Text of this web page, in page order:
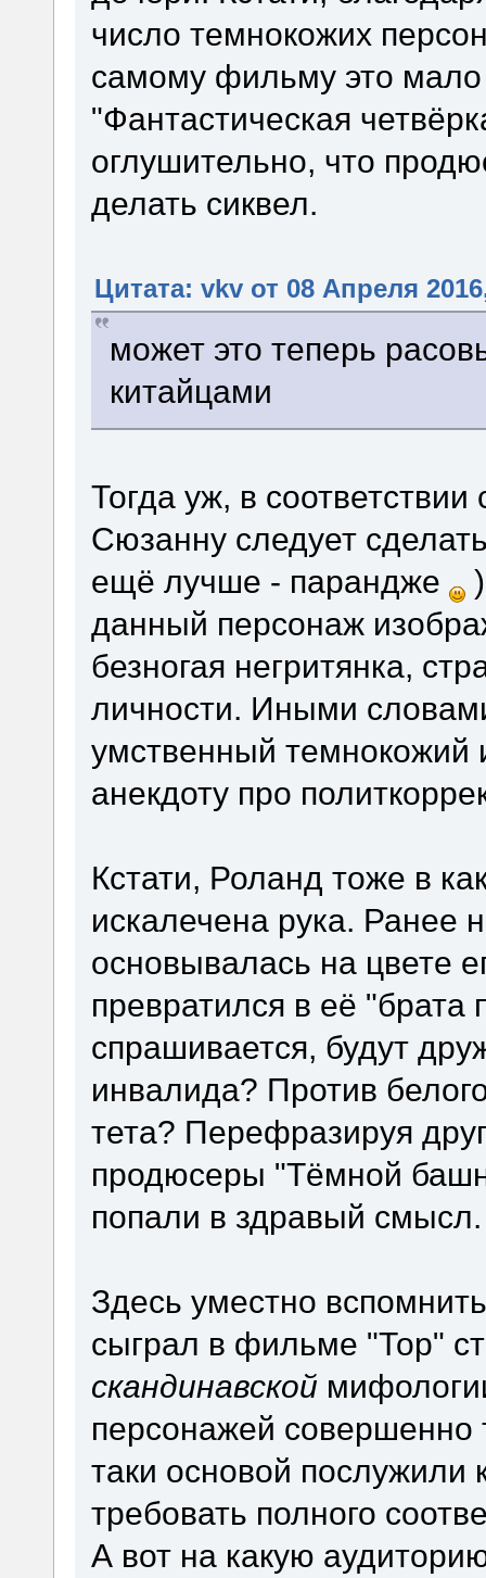
число темнокожих
самому фильму это мало
"Фантастическая
оглушительно, что
делать сиквел.
Цитата: vkv от 08 Апреля
может это теперь
китайцами
Тогда уж, в
Сюзанну следует
ещё лучше - парандже
данный персонаж
безногая негритянка,
личности. Иными
умственный темнокожий
анекдоту про
Кстати, Роланд тоже в
искалечена рука. Ранее
основывалась на цвете
превратился в её "брата
спрашивается, будут
инвалида? Против
тета? Перефразируя
продюсеры "Тёмной
попали в здравый смысл.
Здесь уместно
сыграл в фильме "Тор"
скандинавской
персонажей
таки основой послужили
требовать полного
А вот на какую